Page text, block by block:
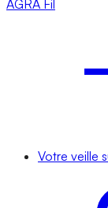
AGRA Fil
Votre veille